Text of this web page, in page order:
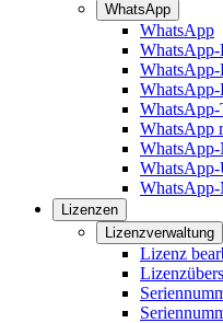
WhatsApp
WhatsApp
WhatsApp-
WhatsApp
WhatsApp-
WhatsApp-
Lizenzen
Lizenzverwaltung
Lizenz